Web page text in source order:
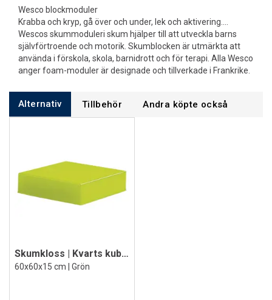
Wesco blockmoduler
Krabba och kryp, gå över och under, lek och aktivering....
Wescos skummoduleri skum hjälper till att utveckla barns
självförtroende och motorik. Skumblocken är utmärkta att
använda i förskola, skola, barnidrott och för terapi. Alla Wesco
anger foam-moduler är designade och tillverkade i Frankrike.
Alternativ Tillbehör Andra köpte också
Skumkloss | Kvarts kube i skum
60x60x15 cm | Grön